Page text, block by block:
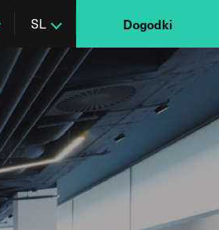
SL Dogodki